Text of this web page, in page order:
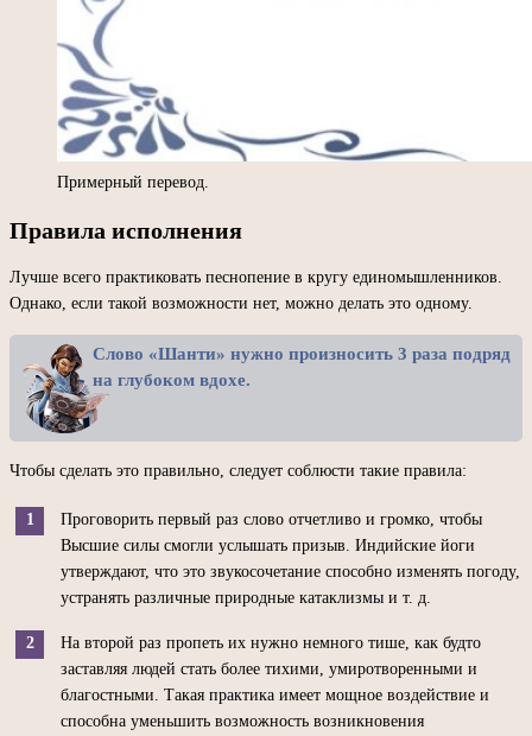
Примерный перевод.
Правила исполнения
Лучше всего практиковать песнопение в кругу единомышленников.
Однако, если такой возможности нет, можно делать это одному.
Слово «Шанти» нужно произносить 3 раза подряд
на глубоком вдохе.
Чтобы сделать это правильно, следует соблюсти такие правила:
Проговорить первый раз слово отчетливо и громко, чтобы
Высшие силы смогли услышать призыв. Индийские йоги
утверждают, что это звукосочетание способно изменять погоду,
устранять различные природные катаклизмы и т. д.
На второй раз пропеть их нужно немного тише, как будто
заставляя людей стать более тихими, умиротворенными и
благостными. Такая практика имеет мощное воздействие и
способна уменьшить возможность возникновения